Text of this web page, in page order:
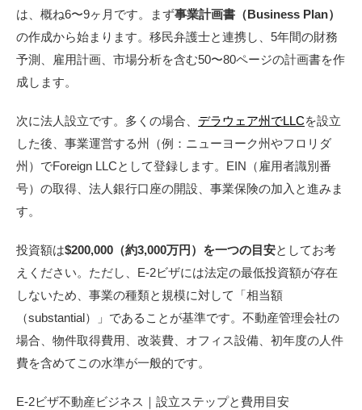
は、概ね6〜9ヶ月です。まず事業計画書（Business Plan）
の作成から始まります。移民弁護士と連携し、5年間の財務
予測、雇用計画、市場分析を含む50〜80ページの計画書を作
成します。
次に法人設立です。多くの場合、 デラウェア州でLLCを設立
した後、事業運営する州（例：ニューヨーク州やフロリダ
州）でForeign LLCとして登録します。EIN（雇用者識別番
号）の取得、法人銀行口座の開設、事業保険の加入と進みま
す。
投資額は$200,000（約3,000万円）を一つの目安としてお考
えください。ただし、E-2ビザには法定の最低投資額が存在
しないため、事業の種類と規模に対して「相当額
（substantial）」であることが基準です。不動産管理会社の
場合、物件取得費用、改装費、オフィス設備、初年度の人件
費を含めてこの水準が一般的です。
E-2ビザ不動産ビジネス｜設立ステップと費用目安